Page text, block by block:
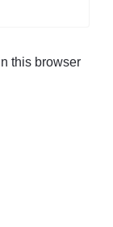
this browser